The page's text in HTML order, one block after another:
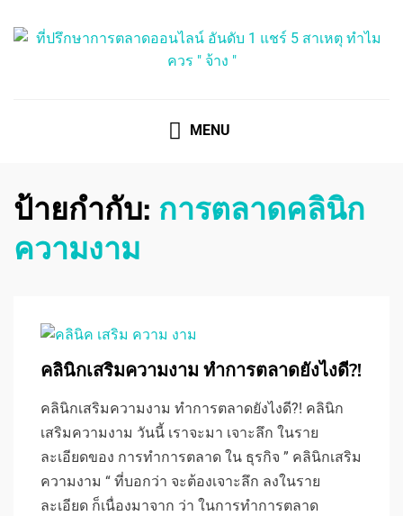
MENU
ป้ายกำกับ: การตลาดคลินิก
ความงาม
คลินิกเสริมความงาม ทำการตลาดยังไงดี?!
คลินิกเสริมความงาม ทำการตลาดยังไงดี?! คลินิก
เสริมความงาม วันนี้ เราจะมา เจาะลึก ในราย
ละเอียดของ การทำการตลาด ใน ธุรกิจ ” คลินิกเสริม
ความงาม “ ที่บอกว่า จะต้องเจาะลึก ลงในราย
ละเอียด ก็เนื่องมาจาก ว่า ในการทำการตลาด